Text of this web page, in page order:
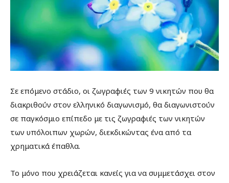
Σε επόμενο στάδιο, οι ζωγραφιές των 9 νικητών που θα
διακριθούν στον ελληνικό διαγωνισμό, θα διαγωνιστούν
σε παγκόσμιο επίπεδο με τις ζωγραφιές των νικητών
των υπόλοιπων χωρών, διεκδικώντας ένα από τα
χρηματικά έπαθλα.
Το μόνο που χρειάζεται κανείς για να συμμετάσχει στον